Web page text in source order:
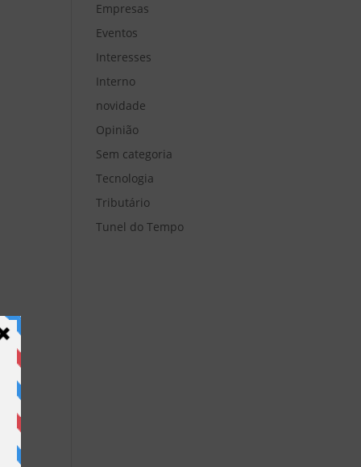
Empresas
Eventos
Interesses
Interno
novidade
Opinião
Sem categoria
Tecnologia
Tributário
Tunel do Tempo